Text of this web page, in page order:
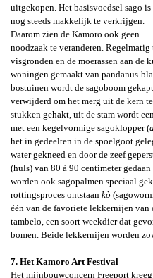
uitgekopen. Het basisvoedsel sago is
nog steeds makkelijk te verkrijgen.
Daarom zien de Kamoro ook geen
noodzaak te veranderen. Regelmatig
visgronden en de moerassen aan de
woningen gemaakt van pandanus-
bostuinen wordt de sagoboom
verwijderd om het merg uit de kern
stukken gehakt, uit de stam wordt
met een kegelvormige sagoklopper (
het in gedeelten in de spoelgoot
water gekneed en door de zeef
(huls) van 80 à 90 centimeter
worden ook sagopalmen speciaal
rottingsproces ontstaan kò
één van de favoriete lekkernijen
tambelo , een soort weekdier dat
bomen. Beide lekkernijen worden
7. Het Kamoro Art Festival
Het mijnbouwconcern Freeport